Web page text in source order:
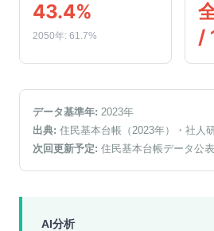
43.4%
2050年: 61.7%
/
データ基準年: 2023年
出典: 住民基本台帳（2023年）
・社人
次回更新予定: 住民基本台帳データ公
AI分析